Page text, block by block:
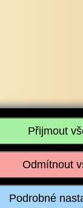
č.p. 17, 768 75 Loukov
Realizace:w-software.com